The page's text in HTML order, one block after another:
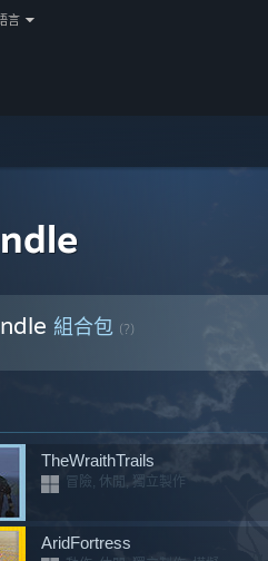
言
組合包 (?)
TheWraithTrails
冒險, 休閒, 獨立製作
AridFortress